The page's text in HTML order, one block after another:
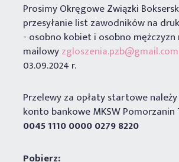
Prosimy Okręgowe Związki
przesyłanie list zawodników na
- osobno kobiet i osobno mężczyzn
mailowyzgloszenia.pzb@gmail.com
03.09.2024 r.
Przelewy za opłaty startowe
konto bankowe MKSW
0045 1110 0000 0279 8220